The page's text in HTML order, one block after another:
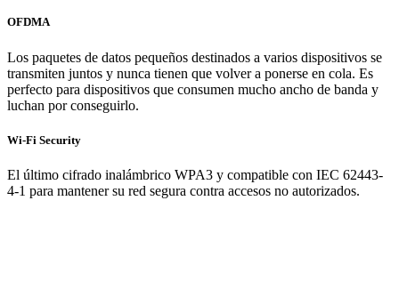
OFDMA
Los paquetes de datos pequeños destinados a varios dispositivos se
transmiten juntos y nunca tienen que volver a ponerse en cola. Es
perfecto para dispositivos que consumen mucho ancho de banda y
luchan por conseguirlo.
Wi-Fi Security
El último cifrado inalámbrico WPA3 y compatible con IEC 62443-
4-1 para mantener su red segura contra accesos no autorizados.